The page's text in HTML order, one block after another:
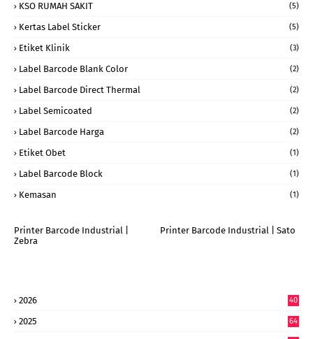
KSO RUMAH SAKIT (5)
Kertas Label Sticker (5)
Etiket Klinik (3)
Label Barcode Blank Color (2)
Label Barcode Direct Thermal (2)
Label Semicoated (2)
Label Barcode Harga (2)
Etiket Obet (1)
Label Barcode Block (1)
Kemasan (1)
Printer Barcode Industrial |
Zebra
Printer Barcode Industrial | Sato
2026
40
2025
64